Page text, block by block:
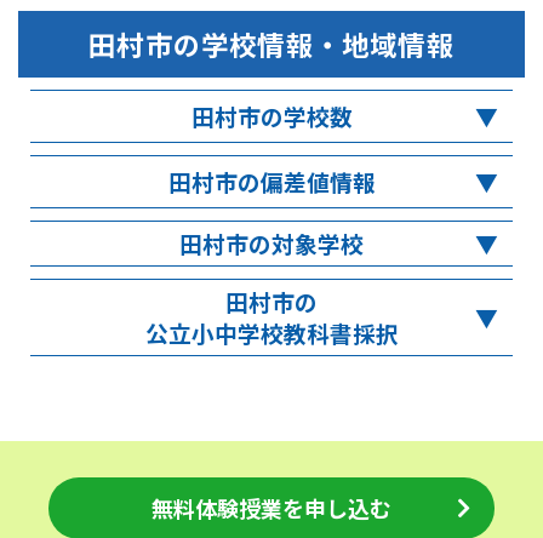
田村市の学校情報・地域情報
田村市の学校数
田村市の偏差値情報
田村市の対象学校
田村市の
公立小中学校教科書採択
無料体験授業を申し込む